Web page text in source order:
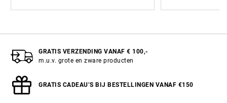
GRATIS VERZENDING VANAF € 100,-
m.u.v. grote en zware producten
GRATIS CADEAU’S BIJ BESTELLINGEN VANAF €150